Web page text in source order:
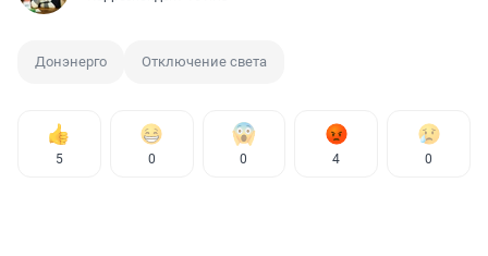
Донэнерго Отключение света
5 0 0 4 0